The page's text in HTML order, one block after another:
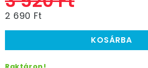
2 690 Ft
KOSÁRBA